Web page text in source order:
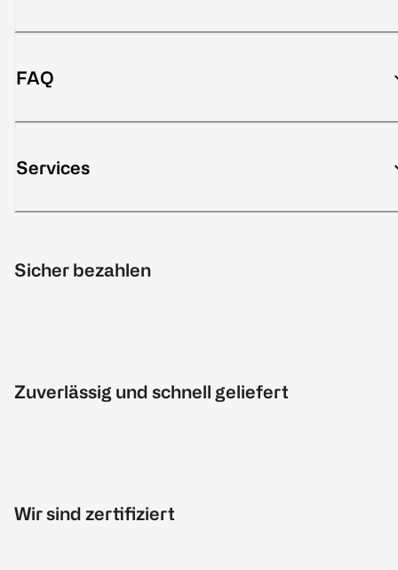
FAQ
Services
Sicher bezahlen
Zuverlässig und schnell geliefert
Wir sind zertifiziert